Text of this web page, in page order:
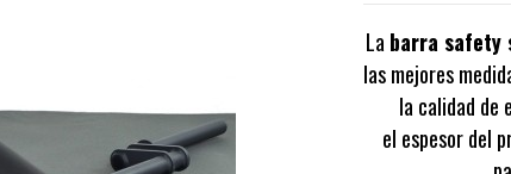
La barra safety
las mejores
la calidad de
el espesor del